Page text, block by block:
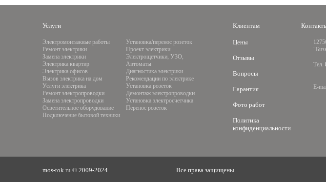
Услуги
Электромонтажные работы
Ремонт электрики
Замена электрики
Электрика квартир
Электрика офисов
Вызов электрика на дом
Услуги электрика
Ремонт электропроводки
Замена электропроводки
Осветительное оборудование
Подключение бытовой техники
Установка/перенос розеток
Проект электрики
Электрощетчики, УЗО,
Автоматы
Диагностика электрики
Рекомендации по электрике
Установка розеток
Демонтаж электропроводки
Установка электросчетчика
Перенос розеток
Клиентам
Цены
Отзывы
Вопросы
Гарантия
Фото работ
Политика
конфиденциальности
Тел.
E-
mos-tok.ru © 2009-2024 Все права защищены